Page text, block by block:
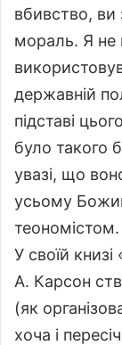
вбивство, ви
мораль. Я не
державній
підставі
було такого
увазі, що
усьому
теономістом.
У своїй
А. Карсон
(як
хоча і